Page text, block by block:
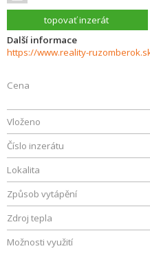
topovať inzerát
Další informace
Cena
Vloženo
Číslo inzerátu
Lokalita
Způsob vytápění
Zdroj tepla
Možnosti využití